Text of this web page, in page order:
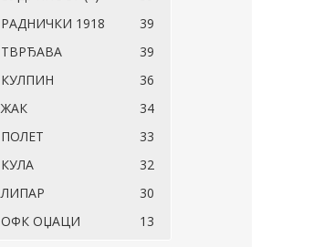
РАДНИЧКИ 1918
39
ТВРЂАВА
39
КУЛПИН
36
ЖАК
34
ПОЛЕТ
33
КУЛА
32
ЛИПАР
30
ОФК ОЏАЦИ
13